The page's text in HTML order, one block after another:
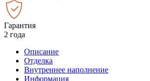
Гарантия
2 года
Описание
Отделка
Внутреннее наполнение
Информация